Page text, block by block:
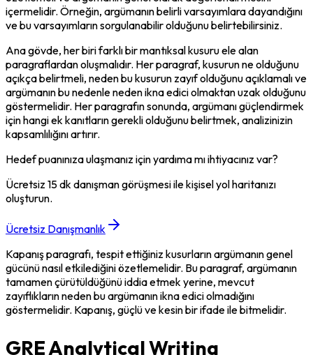
içermelidir. Örneğin, argümanın belirli varsayımlara dayandığını
ve bu varsayımların sorgulanabilir olduğunu belirtebilirsiniz.
Ana gövde, her biri farklı bir mantıksal kusuru ele alan
paragraflardan oluşmalıdır. Her paragraf, kusurun ne olduğunu
açıkça belirtmeli, neden bu kusurun zayıf olduğunu açıklamalı ve
argümanın bu nedenle neden ikna edici olmaktan uzak olduğunu
göstermelidir. Her paragrafın sonunda, argümanı güçlendirmek
için hangi ek kanıtların gerekli olduğunu belirtmek, analizinizin
kapsamlılığını artırır.
Hedef puanınıza ulaşmanız için yardıma mı ihtiyacınız var?
Ücretsiz 15 dk danışman görüşmesi ile kişisel yol haritanızı
oluşturun.
Ücretsiz Danışmanlık
Kapanış paragrafı, tespit ettiğiniz kusurların argümanın genel
gücünü nasıl etkilediğini özetlemelidir. Bu paragraf, argümanın
tamamen çürütüldüğünü iddia etmek yerine, mevcut
zayıflıkların neden bu argümanın ikna edici olmadığını
göstermelidir. Kapanış, güçlü ve kesin bir ifade ile bitmelidir.
GRE Analytical Writing